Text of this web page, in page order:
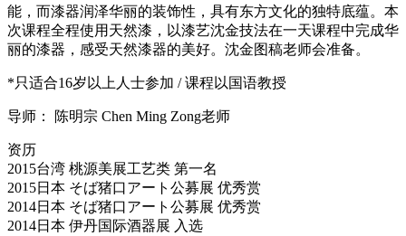
能，而漆器润泽华丽的装饰性，具有东方文化的独特底蕴。本
次课程全程使用天然漆，以漆艺沈金技法在一天课程中完成华
丽的漆器，感受天然漆器的美好。沈金图稿老师会准备。
*只适合16岁以上人士参加 / 课程以国语教授
导师： 陈明宗 Chen Ming Zong老师
资历
2015台湾 桃源美展工艺类 第一名
2015日本 そば猪口アート公募展 优秀赏
2014日本 そば猪口アート公募展 优秀赏
2014日本 伊丹国际酒器展 入选